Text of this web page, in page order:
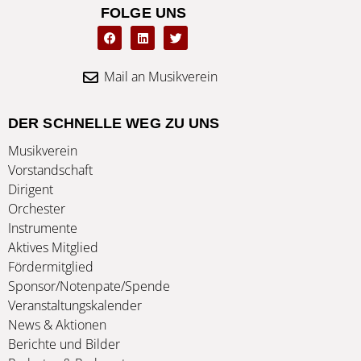
FOLGE UNS
F
a
c
b
o
L
i
n
d
T
w
i
t
e
Mail an Musikverein
DER SCHNELLE WEG ZU UNS
Musikverein
Vorstandschaft
Dirigent
Orchester
Instrumente
Aktives Mitglied
Fördermitglied
Sponsor/Notenpate/Spende
Veranstaltungskalender
News & Aktionen
Berichte und Bilder